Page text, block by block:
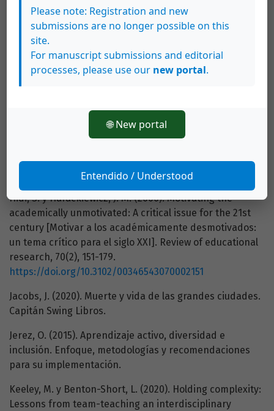
Propósitos y Representaciones, 7(2), 479-515.
https://doi.org/10.20511/pyr2019.v7n2.255
González, M. (2005). La evaluación del aprendizaje.
Revista Docencia Universitaria, 6(1), 1-19.
https://revistas.uis.edu.co/index.php/revistadocencia/article/view/819
peace: A case study of active learning about urban
environments and the future [Paisajes para la paz: un
urbanos y el futuro]. Futures, 44(1), 24-35.
https://doi.org/10.1016/j.futures.2011.08.004
Hidi, S. y Harackiewicz, J. M. (2000). Motivating the
academically unmotivated: A critical issue for the 21st
century [Motivar a los académicamente desmotivados:
un tema crítico para el siglo XXI]. Review of educational
research, 70(2), 151-179.
https://doi.org/10.3102/00346543070002151
Jacobs, J. (2020). Muerte y vida de las grandes ciudades.
Capitán Swing Libros.
Jerez, O. (2015). Aprendizaje activo, diversidad e
inclusión. Enfoque, metodologías y recomendaciones
para su implementación.
Keeley, M. y Benton-Short, L. (2020). Holding complexity:
Lessons from team-teaching an interdisciplinary
Please note: Registration and new
submissions are no longer possible on this
site.
For manuscript submissions and editorial
processes, please use our new portal.
🌐 New portal
Entendido / Understood